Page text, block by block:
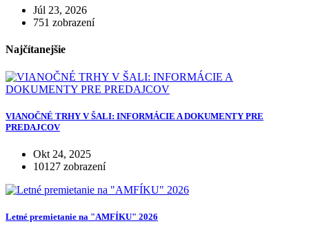
Júl 23, 2026
751 zobrazení
Najčítanejšie
VIANOČNÉ TRHY V ŠALI: INFORMÁCIE A DOKUMENTY PRE
PREDAJCOV
Okt 24, 2025
10127 zobrazení
Letné premietanie na "AMFÍKU" 2026